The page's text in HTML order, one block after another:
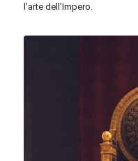
l’arte dell’Impero.